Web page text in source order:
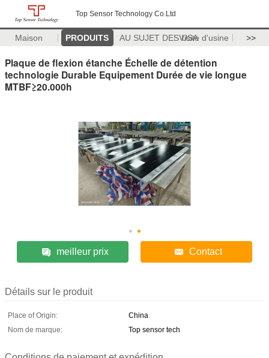
Top Sensor Technology Co.Ltd
Maison PRODUITS AU SUJET DES USAVisite d'usine >>
Plaque de flexion étanche Échelle de détention
technologie Durable Equipement Durée de vie longue
MTBF≥20.000h
meilleur prix Contact
Détails sur le produit
Place of Origin:
China
Nom de marque:
Top sensor tech